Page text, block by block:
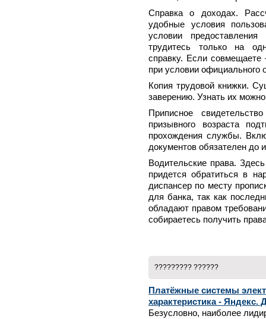
Справка о доходах.
удобные условия
условии
трудитесь только на
справку. Если
при условии официального
Копия трудовой книжки.
заверению. Узнать их
Приписное
призывного возраста
прохождения службы.
документов обязателен до
Водительские права.
придется обратиться в
диспансер по месту
для банка, так как
обладают правом
собираетесь получить
????????? ??????
Платёжные системы
характеристика - Яндекс.
Безусловно, наиболее